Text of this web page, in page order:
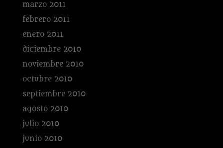
marzo 2011
febrero 2011
enero 2011
diciembre 2010
noviembre 2010
octubre 2010
septiembre 2010
agosto 2010
julio 2010
junio 2010